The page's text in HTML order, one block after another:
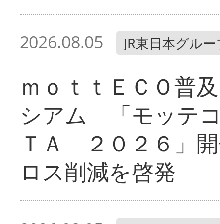
2026.08.05 JR東日本グル
ｍｏｔｔＥＣＯ普
シアム 「モッテ
ＴＡ ２０２６」
ロス削減を啓発